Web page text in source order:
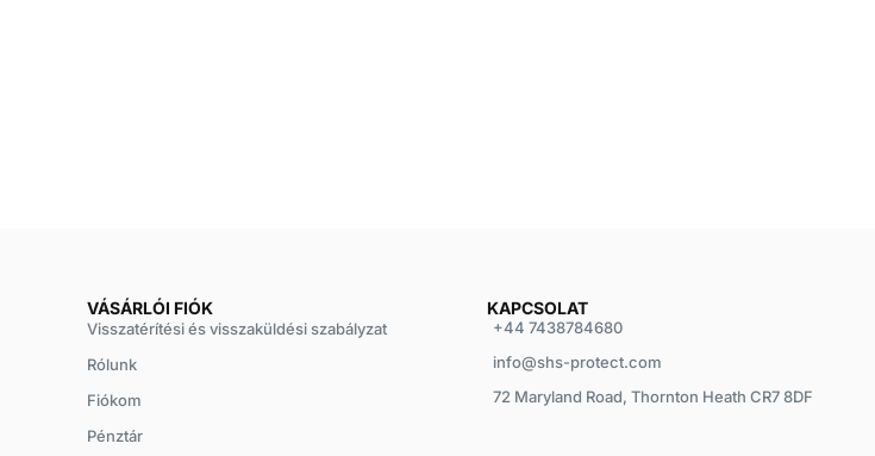
VÁSÁRLÓI FIÓK
Visszatérítési és visszaküldési szabályzat
Rólunk
Fiókom
Pénztár
KAPCSOLAT
+44 7438784680
info@shs-protect.com
72 Maryland Road, Thornton Heath CR7 8DF